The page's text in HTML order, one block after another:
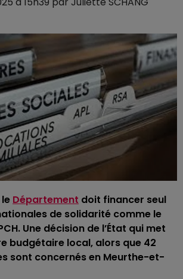
Département doit financer seul
de solidarité comme le
Une décision de l’État qui met
budgétaire local, alors que 42
sont concernés en Meurthe-et-